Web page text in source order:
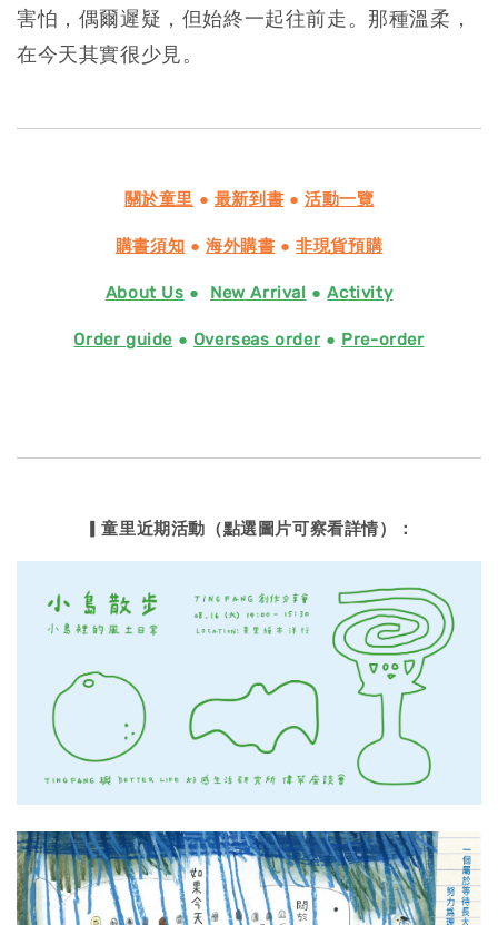
害怕，偶爾遲疑，但始終一起往前走。那種溫柔，
在今天其實很少見。
關於童里 ● 最新到書 ●活動一覽
購書須知 ● 海外購書 ●非現貨預購
About Us ● New Arrival ●Activity
Order guide ● Overseas order● Pre-order
▎童里近期活動（點選圖片可察看詳情）：